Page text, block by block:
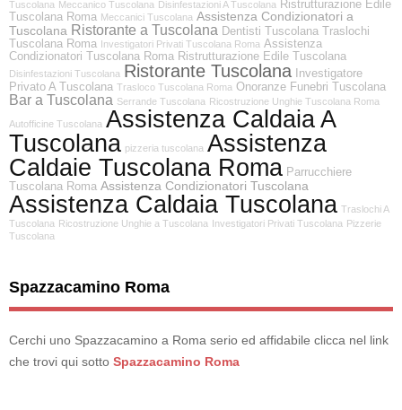
Tuscolana Meccanico Tuscolana Disinfestazioni A Tuscolana Ristrutturazione Edile
Tuscolana Roma Meccanici Tuscolana Assistenza Condizionatori a
Tuscolana Ristorante a Tuscolana Dentisti Tuscolana Traslochi
Tuscolana Roma Investigatori Privati Tuscolana Roma Assistenza
Condizionatori Tuscolana Roma Ristrutturazione Edile Tuscolana
Disinfestazioni Tuscolana Ristorante Tuscolana
Investigatore
Privato A Tuscolana Trasloco Tuscolana Roma Onoranze Funebri Tuscolana
Bar a Tuscolana Serrande Tuscolana Ricostruzione Unghie Tuscolana Roma
Autofficine Tuscolana Assistenza Caldaia A
Tuscolana pizzeria tuscolana Assistenza
Caldaie Tuscolana Roma Parrucchiere
Tuscolana Roma Assistenza Condizionatori Tuscolana
Assistenza Caldaia Tuscolana Traslochi A
Tuscolana Ricostruzione Unghie a Tuscolana Investigatori Privati Tuscolana Pizzerie
Tuscolana
Spazzacamino Roma
Cerchi uno Spazzacamino a Roma serio ed affidabile clicca nel link
che trovi qui sotto Spazzacamino Roma